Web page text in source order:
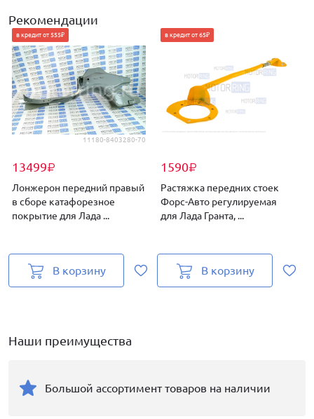
Рекомендации
11180-8403280-70
13499₽
в кредит от 555₽
Лонжерон передний правый
в сборе катафорезное
покрытие для Лада ...
В корзину
1590₽
в кредит от 65₽
Растяжка передних стоек
Форс-Авто регулируемая
для Лада Гранта, ...
В корзину
Наши преимущества
Большой ассортимент товаров на наличии